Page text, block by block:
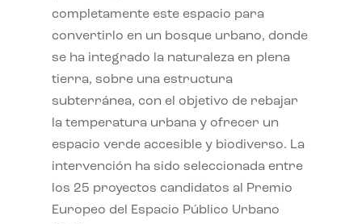
completamente este espacio para
convertirlo en un bosque urbano, donde
se ha integrado la naturaleza en plena
tierra, sobre una estructura
subterránea, con el objetivo de rebajar
la temperatura urbana y ofrecer un
espacio verde accesible y biodiverso. La
intervención ha sido seleccionada entre
los 25 proyectos candidatos al Premio
Europeo del Espacio Público Urbano